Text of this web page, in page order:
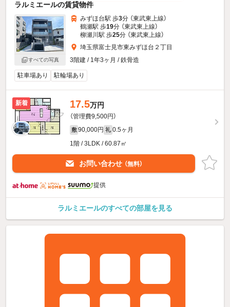
ラルミエールの賃貸物件
すべての写真
みずほ台駅 歩3分 （東武東上線）
鶴瀬駅 歩19分 （東武東上線）
柳瀬川駅 歩25分 （東武東上線）
埼玉県富士見市東みずほ台２丁目
3階建 / 1年3ヶ月 / 鉄骨造
駐車場あり 駐輪場あり
新着 17.5万円
（管理費9,500円）
敷 90,000円 礼 0.5ヶ月
1階 / 3LDK / 60.87㎡
お問い合わせ （無料）
提供
ラルミエールのすべての部屋を見る